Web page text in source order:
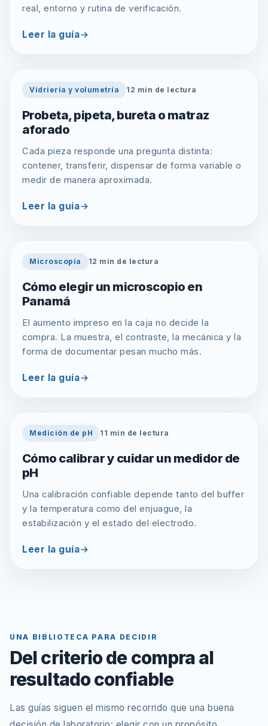
real, entorno y rutina de verificación.
Leer la guía
Vidriería y volumetría 12 min de lectura
Probeta, pipeta, bureta o matraz
aforado
Cada pieza responde una pregunta distinta:
contener, transferir, dispensar de forma variable o
medir de manera aproximada.
Leer la guía
Microscopía 12 min de lectura
Cómo elegir un microscopio en
Panamá
El aumento impreso en la caja no decide la
compra. La muestra, el contraste, la mecánica y la
forma de documentar pesan mucho más.
Leer la guía
Medición de pH 11 min de lectura
Cómo calibrar y cuidar un medidor de
pH
Una calibración confiable depende tanto del buffer
y la temperatura como del enjuague, la
estabilización y el estado del electrodo.
Leer la guía
UNA BIBLIOTECA PARA DECIDIR
Del criterio de compra al
resultado confiable
Las guías siguen el mismo recorrido que una buena